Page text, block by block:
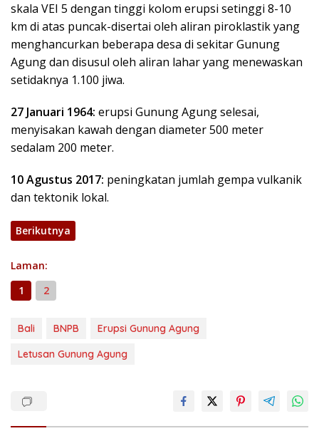
skala VEI 5 dengan tinggi kolom erupsi setinggi 8-10
km di atas puncak-disertai oleh aliran piroklastik yang
menghancurkan beberapa desa di sekitar Gunung
Agung dan disusul oleh aliran lahar yang menewaskan
setidaknya 1.100 jiwa.
27 Januari 1964: erupsi Gunung Agung selesai,
menyisakan kawah dengan diameter 500 meter
sedalam 200 meter.
10 Agustus 2017: peningkatan jumlah gempa vulkanik
dan tektonik lokal.
Berikutnya
Laman:
1
2
Bali BNPB
Erupsi Gunung Agung
Letusan Gunung Agung